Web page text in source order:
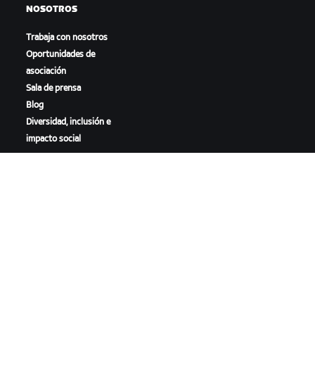
NOSOTROS
Trabaja con nosotros
Oportunidades de
asociación
Sala de prensa
Blog
Diversidad, inclusión e
impacto social